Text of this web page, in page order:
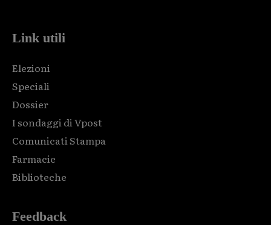
Link utili
Elezioni
Speciali
Dossier
I sondaggi di Vpost
Comunicati Stampa
Farmacie
Biblioteche
Feedback